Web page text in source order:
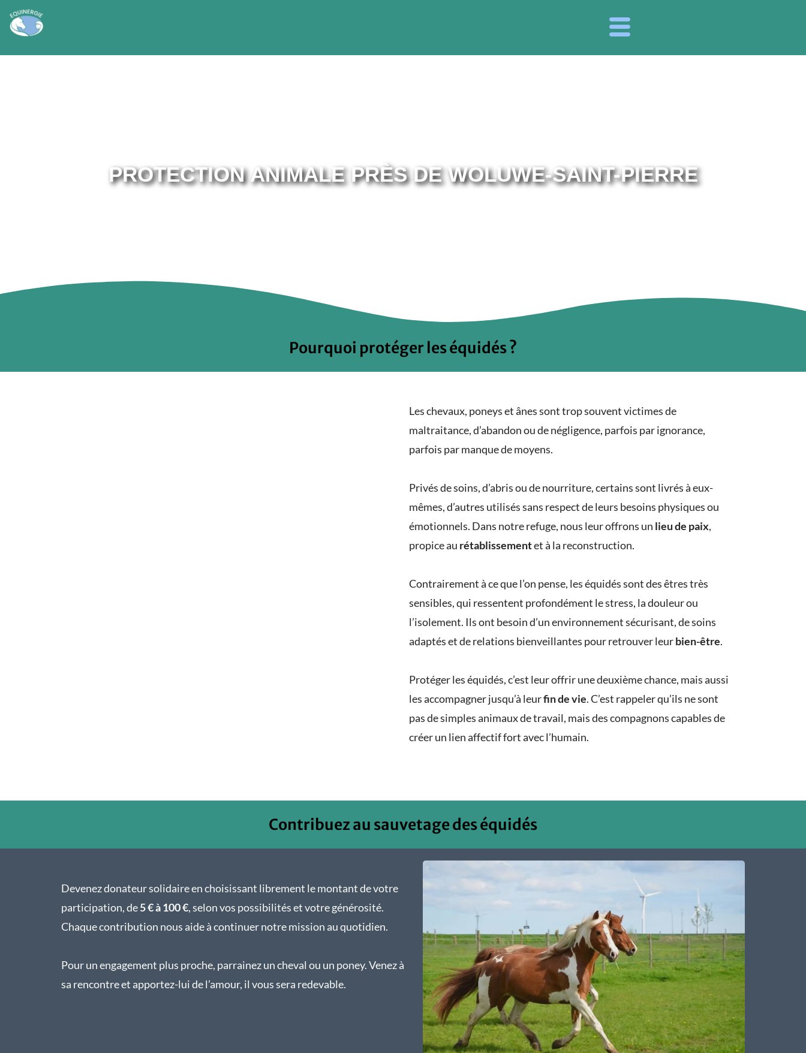
PROTECTION ANIMALE PRÈS DE WOLUWE-SAINT-PIERRE
Pourquoi protéger les équidés ?
Les chevaux, poneys et ânes sont trop souvent victimes de
maltraitance, d’abandon ou de négligence, parfois par ignorance,
parfois par manque de moyens.
Privés de soins, d’abris ou de nourriture, certains sont livrés à eux-
mêmes, d’autres utilisés sans respect de leurs besoins physiques ou
émotionnels. Dans notre refuge, nous leur offrons un lieu de paix,
propice au rétablissementet à la reconstruction.
Contrairement à ce que l’on pense, les équidés sont des êtres très
sensibles, qui ressentent profondément le stress, la douleur ou
l’isolement. Ils ont besoin d’un environnement sécurisant, de soins
adaptés et de relations bienveillantes pour retrouver leurbien-être.
Protéger les équidés, c’est leur offrir une deuxième chance, mais aussi
les accompagner jusqu’à leurfin de vie. C’est rappeler qu’ils ne sont
pas de simples animaux de travail, mais des compagnons capables de
créer un lien affectif fort avec l’humain.
Contribuez au sauvetage des équidés
Devenez donateur solidaire en choisissant librement le montant de votre
participation, de5 € à 100 €, selon vos possibilités et votre générosité.
Chaque contribution nous aide à continuer notre mission au quotidien.
Pour un engagement plus proche, parrainez un cheval ou un poney. Venez à
sa rencontre et apportez-lui de l’amour, il vous sera redevable.